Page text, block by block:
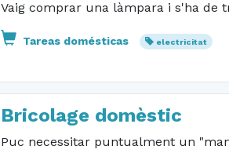
Vaig comprar una làmpara i s'ha de
Tareas domésticas electricitat
Bricolage domèstic
Puc necessitar puntualment un